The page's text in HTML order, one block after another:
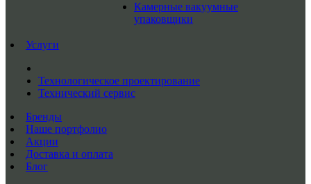
Камерные вакуумные
упаковщики
Услуги
Технологическое проектирование
Технический сервис
Бренды
Наше портфолио
Акции
Доставка и оплата
Блог